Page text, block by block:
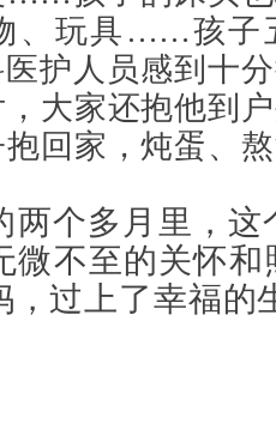
、玩具……孩子
护人员感到十
大家还抱他到
回家，炖蛋、
两个多月里，这
微不至的关怀
，过上了幸福的